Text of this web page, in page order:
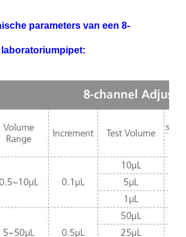
parameters van een 8-
laboratoriumpipet: